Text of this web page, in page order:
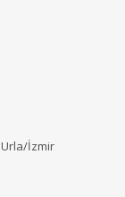
Urla/İzmir